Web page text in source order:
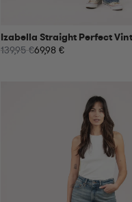
Izabella Straight Perfect
139,95 €69,98 €